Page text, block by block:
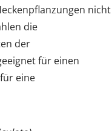
nicht
die
der
für einen
eine